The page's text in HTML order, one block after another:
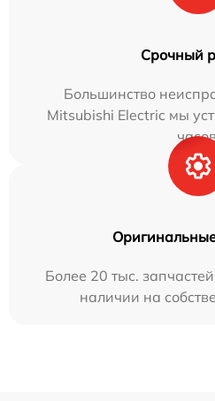
Срочный
Большинство
Mitsubishi Electric мы
Более 20 тыс.
наличии на